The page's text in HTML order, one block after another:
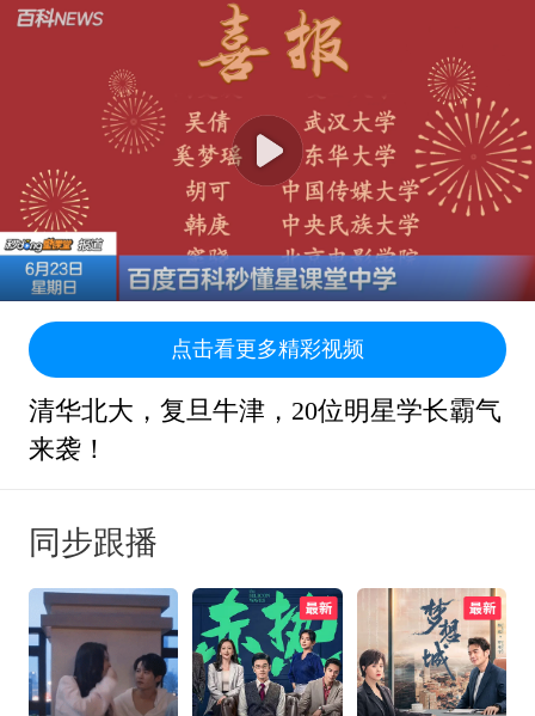
点击看更多精彩视频
清华北大，复旦牛津，20位明星学长霸气
来袭！
同步跟播